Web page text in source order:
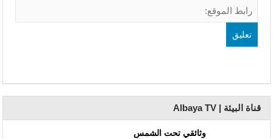
قناة البيئة | Albaya TV
وثائقي تحت الشمس